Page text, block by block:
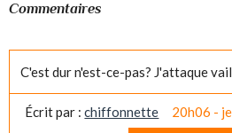
Commentaires
C'est dur n'est-ce-pas? J'attaque
Écrit par :chiffonnette 20h06 -